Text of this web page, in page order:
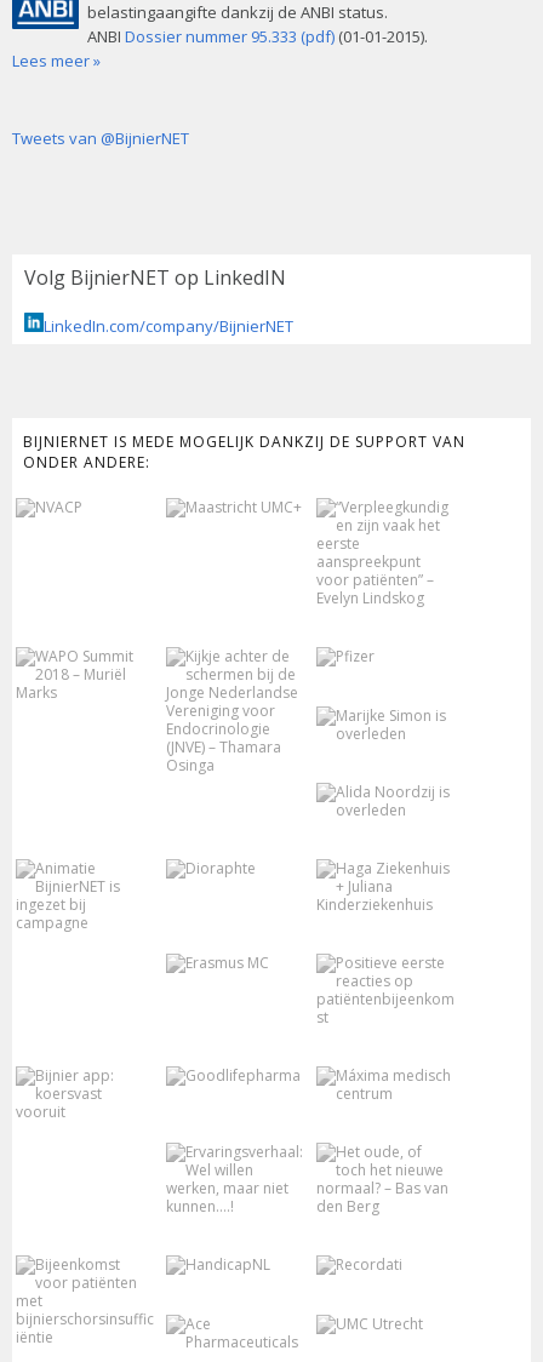
belastingaangifte dankzij de ANBI status.
ANBI Dossier nummer 95.333 (pdf) (01-01-2015).
Lees meer »
Tweets van @BijnierNET
Volg BijnierNET op LinkedIN
LinkedIn.com/company/BijnierNET
BIJNIERNET IS MEDE MOGELIJK DANKZIJ DE SUPPORT VAN
ONDER ANDERE: